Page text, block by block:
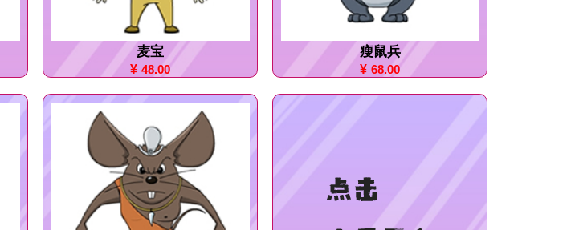
麦宝
¥ 48.00
瘦鼠兵
¥ 68.00